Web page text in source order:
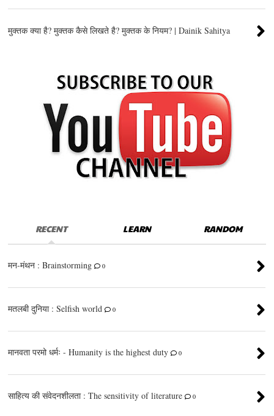
मुक्तक क्या है? मुक्तक कैसे लिखते है? मुक्तक के नियम? | Dainik Sahitya
RECENT LEARN RANDOM
मन-मंथन : Brainstorming 0
मतलबी दुनिया : Selfish world 0
मानवता परमो धर्मः - Humanity is the highest duty 0
साहित्य की संवेदनशीलता : The sensitivity of literature 0